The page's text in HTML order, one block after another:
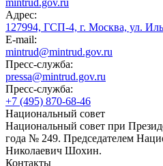
mintrud.gov.ru
Адрес:
127994, ГСП-4, г. Москва, ул.
E-mail:
mintrud@mintrud.gov.ru
Пресс-служба:
pressa@mintrud.gov.ru
Пресс-служба:
+7 (495) 870-68-46
Национальный совет
Национальный совет при
года № 249. Председателем
Николаевич Шохин.
Контакты